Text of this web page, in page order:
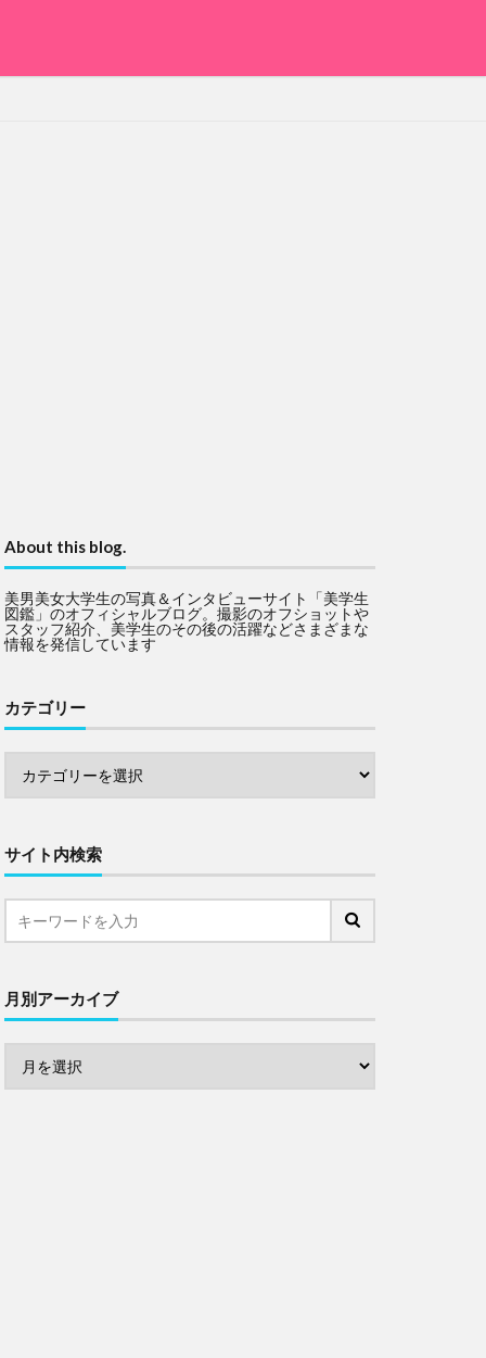
About this blog.
美男美女大学生の写真＆インタビューサイト「美学生
図鑑」のオフィシャルブログ。撮影のオフショットや
スタッフ紹介、美学生のその後の活躍などさまざまな
情報を発信しています
カテゴリー
サイト内検索
月別アーカイブ